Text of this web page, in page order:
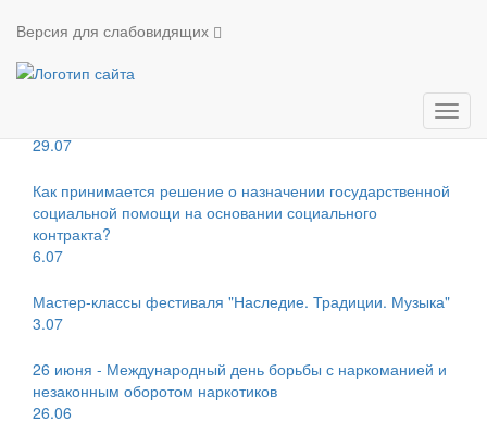
Версия для слабовидящих
Меню
Новости
29.07
Как принимается решение о назначении государственной
социальной помощи на основании социального
контракта?
6.07
Мастер-классы фестиваля "Наследие. Традиции. Музыка"
3.07
26 июня - Международный день борьбы с наркоманией и
незаконным оборотом наркотиков
26.06